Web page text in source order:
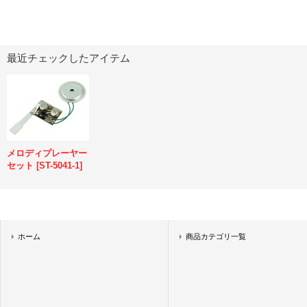
最近チェックしたアイテム
メロディプレーヤー
セット [ST-5041-1]
ホーム 商品カテゴリ一覧